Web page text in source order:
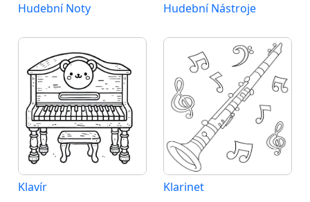
Hudební Noty Hudební Nástroje
Klavír Klarinet